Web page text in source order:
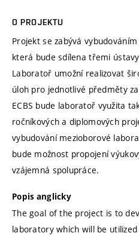
O PROJEKTU
Projekt se zabývá
která bude sdílena třemi
Laboratoř umožní realizovat
úloh pro jednotlivé předměty
ECBS bude laboratoř využita
ročníkových a diplomových
vybudování mezioborové
bude možnost propojení
vzájemná spolupráce.
Popis anglicky
The goal of the project is to
laboratory which will be